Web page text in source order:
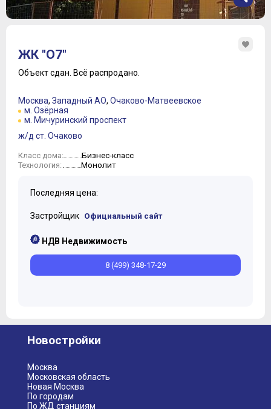
3
4
6
7
ЖК "О7"
Объект сдан. Всё распродано.
Москва, Западный АО, Очаково-Матвеевское
м. Озёрная
м. Мичуринский проспект
ж/д ст. Очаково
Класс дома: Бизнес-класс
Технология: Монолит
Последняя цена:
Застройщик Официальный сайт
НДВ Недвижимость
8 (499) 348-17-29
Новостройки
Москва
Московская область
Новая Москва
По городам
По ЖД станциям